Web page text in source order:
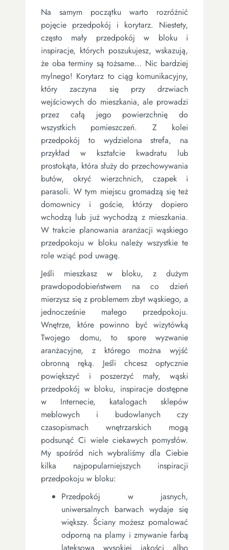
Na samym początku warto rozróżnić
pojęcie przedpokój i korytarz. Niestety,
często mały przedpokój w bloku i
inspiracje, których poszukujesz, wskazują,
że oba terminy są tożsame… Nic bardziej
mylnego! Korytarz to ciąg komunikacyjny,
który zaczyna się przy drzwiach
wejściowych do mieszkania, ale prowadzi
przez całą jego powierzchnię do
wszystkich pomieszczeń. Z kolei
przedpokój to wydzielona strefa, na
przykład w kształcie kwadratu lub
prostokąta, która służy do przechowywania
butów, okryć wierzchnich, czapek i
parasoli. W tym miejscu gromadzą się też
domownicy i goście, którzy dopiero
wchodzą lub już wychodzą z mieszkania.
W trakcie planowania aranżacji wąskiego
przedpokoju w bloku należy wszystkie te
role wziąć pod uwagę.
Jeśli mieszkasz w bloku, z dużym
prawdopodobieństwem na co dzień
mierzysz się z problemem zbyt wąskiego, a
jednocześnie małego przedpokoju.
Wnętrze, które powinno być wizytówką
Twojego domu, to spore wyzwanie
aranżacyjne, z którego można wyjść
obronną ręką. Jeśli chcesz optycznie
powiększyć i poszerzyć mały, wąski
przedpokój w bloku, inspiracje dostępne
w Internecie, katalogach sklepów
meblowych i budowlanych czy
czasopismach wnętrzarskich mogą
podsunąć Ci wiele ciekawych pomysłów.
My spośród nich wybraliśmy dla Ciebie
kilka najpopularniejszych inspiracji
przedpokoju w bloku:
Przedpokój w jasnych,
uniwersalnych barwach wydaje się
większy. Ściany możesz pomalować
odporną na plamy i zmywanie farbą
lateksową wysokiej jakości albo